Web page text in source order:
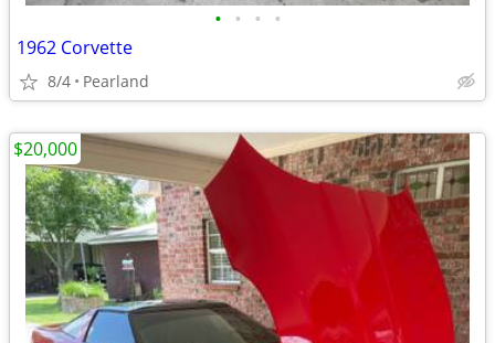
• • • •
1962 Corvette
8/4 Pearland
$20,000